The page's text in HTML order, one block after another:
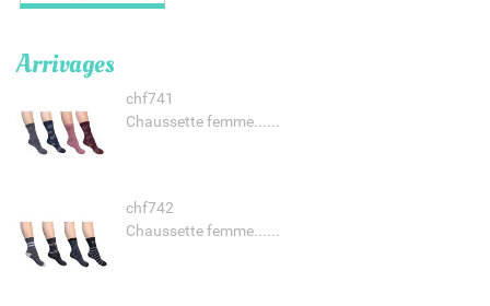
Arrivages
chf741
Chaussette femme......
chf742
Chaussette femme......